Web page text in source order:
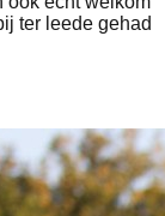
ter leede gehad